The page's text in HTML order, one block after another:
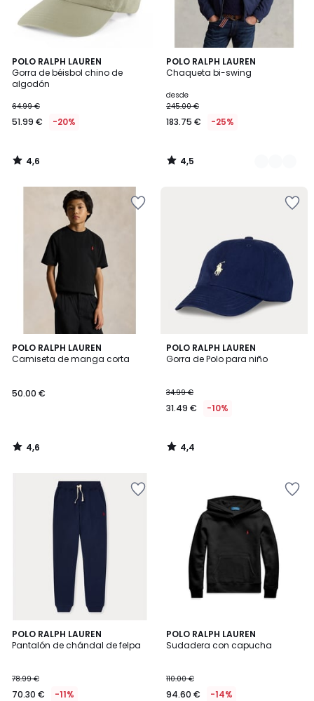
POLO RALPH LAUREN
Gorra de béisbol chino de
algodón
64.99 €
51.99 € -20%
4,6
/ 5
4,6
/
POLO RALPH LAUREN
Chaqueta bi-swing
desde
245.00 €
183.75 € -25%
4,5
/ 5
3
Colores
4,5
/
POLO RALPH LAUREN
Camiseta de manga corta
50.00 €
4,6
/ 5
4,6
/
POLO RALPH LAUREN
Gorra de Polo para niño
34.99 €
31.49 € -10%
4,4
/ 5
4,4
/
POLO RALPH LAUREN
Pantalón de chándal de felpa
78.99 €
70.30 € -11%
4,3
/ 5
POLO RALPH LAUREN
Sudadera con capucha
110.00 €
94.60 € -14%
3
/
2
Colores